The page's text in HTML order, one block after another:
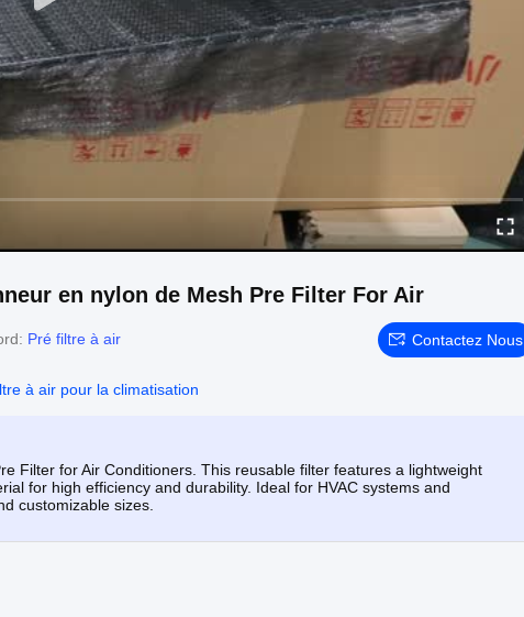
en nylon de Mesh Pre Filter For Air
Pré filtre à air Contactez Nous
à air pour la climatisation
Filter for Air Conditioners. This reusable filter features a lightweight
for high efficiency and durability. Ideal for HVAC systems and
customizable sizes.